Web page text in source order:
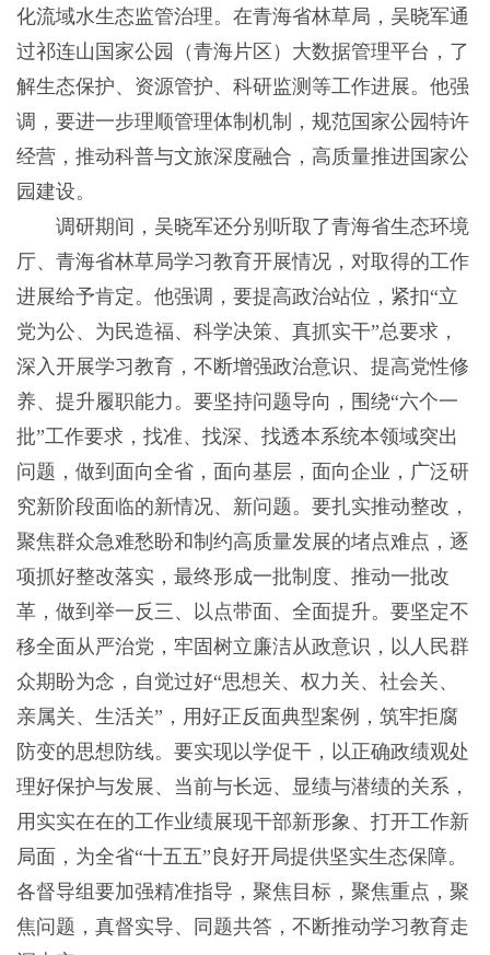
化流域水生态监管治理。在青海省林草局，吴晓军通
过祁连山国家公园（青海片区）大数据管理平台，了
解生态保护、资源管护、科研监测等工作进展。他强
调，要进一步理顺管理体制机制，规范国家公园特许
经营，推动科普与文旅深度融合，高质量推进国家公
园建设。
调研期间，吴晓军还分别听取了青海省生态环境
厅、青海省林草局学习教育开展情况，对取得的工作
进展给予肯定。他强调，要提高政治站位，紧扣“立
党为公、为民造福、科学决策、真抓实干”总要求，
深入开展学习教育，不断增强政治意识、提高党性修
养、提升履职能力。要坚持问题导向，围绕“六个一
批”工作要求，找准、找深、找透本系统本领域突出
问题，做到面向全省，面向基层，面向企业，广泛研
究新阶段面临的新情况、新问题。要扎实推动整改，
聚焦群众急难愁盼和制约高质量发展的堵点难点，逐
项抓好整改落实，最终形成一批制度、推动一批改
革，做到举一反三、以点带面、全面提升。要坚定不
移全面从严治党，牢固树立廉洁从政意识，以人民群
众期盼为念，自觉过好“思想关、权力关、社会关、
亲属关、生活关”，用好正反面典型案例，筑牢拒腐
防变的思想防线。要实现以学促干，以正确政绩观处
理好保护与发展、当前与长远、显绩与潜绩的关系，
用实实在在的工作业绩展现干部新形象、打开工作新
局面，为全省“十五五”良好开局提供坚实生态保障。
各督导组要加强精准指导，聚焦目标，聚焦重点，聚
焦问题，真督实导、同题共答，不断推动学习教育走